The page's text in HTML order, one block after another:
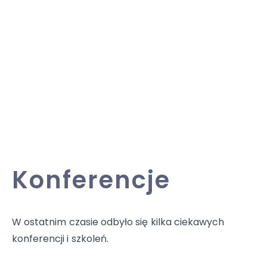
Konferencje
W ostatnim czasie odbyło się kilka ciekawych
konferencji i szkoleń.